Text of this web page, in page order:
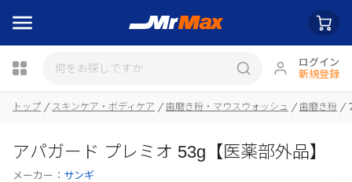
ログイン
新規登録
瓶詰
トップ スキンケア・ボディケア 歯磨き粉・マウスウォッシュ 歯磨き粉
アパガード プレミオ 53g【医薬部外品】
メーカー： サンギ